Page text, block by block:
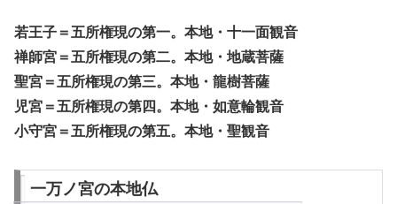
若王子＝五所権現の第一。本地・十一面観音
禅師宮＝五所権現の第二。本地・地蔵菩薩
聖宮＝五所権現の第三。本地・龍樹菩薩
児宮＝五所権現の第四。本地・如意輪観音
小守宮＝五所権現の第五。本地・聖観音
一万ノ宮の本地仏